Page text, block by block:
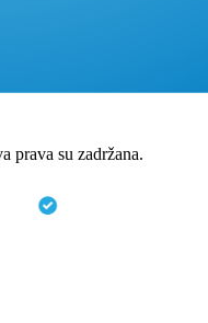
prava su zadržana.